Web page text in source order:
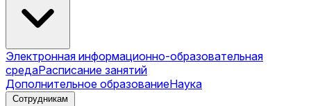
Электронная информационно-образовательная
средаРасписание занятий
Дополнительное образованиеНаука
Сотрудникам